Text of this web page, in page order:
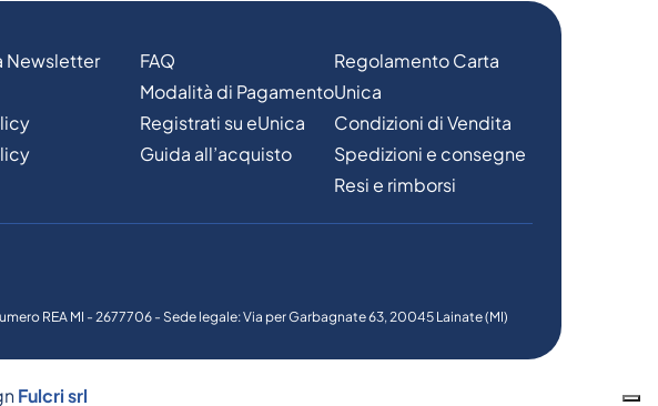
Newsletter
FAQ
Modalità di Pagamento
Registrati su eUnica
Guida all’acquisto
Regolamento Carta
Unica
Condizioni di Vendita
Spedizioni e consegne
Resi e rimborsi
REA MI - 2677706 - Sede legale: Via per Garbagnate 63, 20045 Lainate (MI)
Fulcri srl